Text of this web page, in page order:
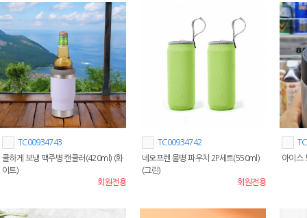
TC00934743
쿨하게 보냉 맥주병 캔쿨러(420ml) (화
이트)
회원전용
TC00934742
네오프렌 물병 파우치 2P세트(550ml)
(그린)
회원전용
아이스